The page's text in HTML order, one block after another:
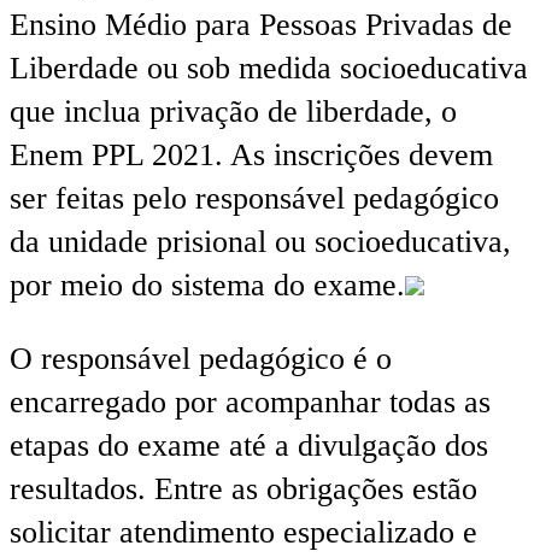
Ensino Médio para Pessoas Privadas de
Liberdade ou sob medida socioeducativa
que inclua privação de liberdade, o
Enem PPL 2021. As inscrições devem
ser feitas pelo responsável pedagógico
da unidade prisional ou socioeducativa,
por meio do sistema do exame.
O responsável pedagógico é o
encarregado por acompanhar todas as
etapas do exame até a divulgação dos
resultados. Entre as obrigações estão
solicitar atendimento especializado e